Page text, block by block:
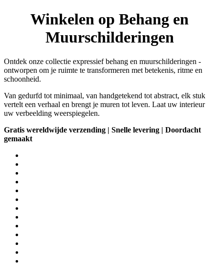
Winkelen op Behang en
Muurschilderingen
Ontdek onze collectie expressief behang en muurschilderingen -
ontworpen om je ruimte te transformeren met betekenis, ritme en
schoonheid.
Van gedurfd tot minimaal, van handgetekend tot abstract, elk stuk
vertelt een verhaal en brengt je muren tot leven. Laat uw interieur
uw verbeelding weerspiegelen.
Gratis wereldwijde verzending | Snelle levering | Doordacht
gemaakt